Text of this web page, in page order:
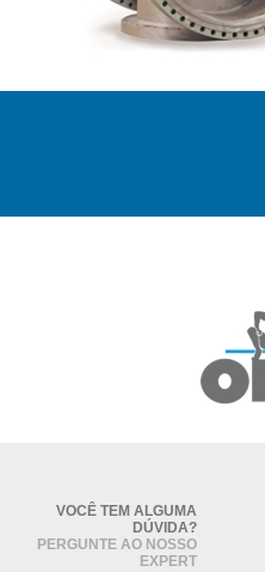
VOCÊ TEM ALGUMA
DÚVIDA?
PERGUNTE AO NOSSO
EXPERT